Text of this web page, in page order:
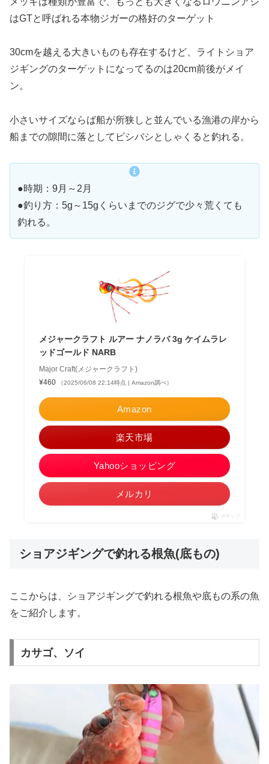
はGTと呼ばれる本物ジガーの格好のターゲット
30cmを越える大きいものも存在するけど、ライトショア
ジギングのターゲットになってるのは20cm前後がメイ
ン。
小さいサイズならば船が所狭しと並んでいる漁港の岸から
船までの隙間に落としてビシバシとしゃくると釣れる。
●時期：9月～2月
●釣り方：5g～15gくらいまでのジグで少々荒くても
釣れる。
メジャークラフト ルアー ナノラバ 3g ケイムラレ
ッドゴールド NARB
Major Craft(メジャークラフト)
¥460
（2025/06/08 22:14時点 | Amazon調べ）
Amazon
楽天市場
Yahooショッピング
メルカリ
ポチップ
ショアジギングで釣れる根魚(底もの)
ここからは、ショアジギングで釣れる根魚や底もの系の魚
をご紹介します。
カサゴ、ソイ